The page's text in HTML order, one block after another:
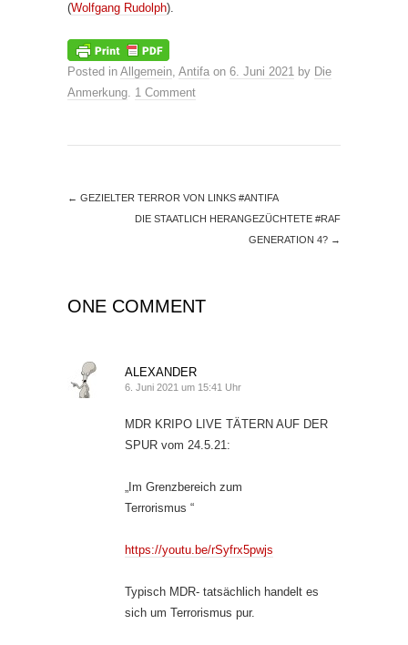
(Wolfgang Rudolph).
Posted in Allgemein, Antifa on 6. Juni 2021 by Die
Anmerkung. 1 Comment
← GEZIELTER TERROR VON LINKS #ANTIFA
DIE STAATLICH HERANGEZÜCHTETE #RAF
GENERATION 4? →
ONE COMMENT
ALEXANDER
6. Juni 2021 um 15:41 Uhr
MDR KRIPO LIVE TÄTERN AUF DER
SPUR vom 24.5.21:
„Im Grenzbereich zum
Terrorismus “
https://youtu.be/rSyfrx5pwjs
Typisch MDR- tatsächlich handelt es
sich um Terrorismus pur.